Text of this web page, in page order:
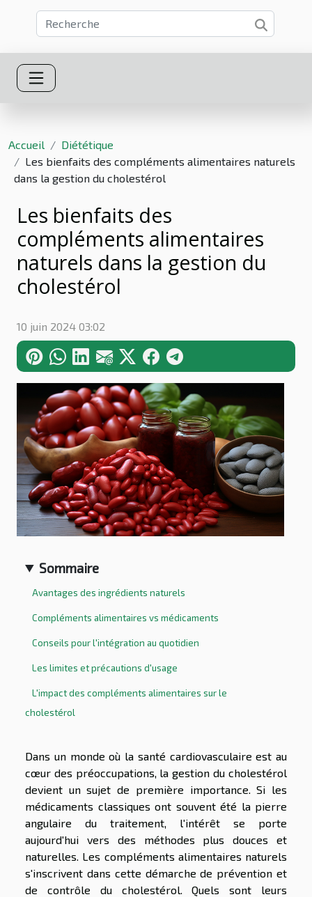
Accueil
Diététique
Les bienfaits des compléments alimentaires naturels
dans la gestion du cholestérol
Les bienfaits des
compléments alimentaires
naturels dans la gestion du
cholestérol
10 juin 2024 03:02
Sommaire
Avantages des ingrédients naturels
Compléments alimentaires vs médicaments
Conseils pour l'intégration au quotidien
Les limites et précautions d'usage
L'impact des compléments alimentaires sur le
cholestérol
Dans un monde où la santé cardiovasculaire est au
cœur des préoccupations, la gestion du cholestérol
devient un sujet de première importance. Si les
médicaments classiques ont souvent été la pierre
angulaire du traitement, l'intérêt se porte
aujourd'hui vers des méthodes plus douces et
naturelles. Les compléments alimentaires naturels
s'inscrivent dans cette démarche de prévention et
de contrôle du cholestérol. Quels sont leurs